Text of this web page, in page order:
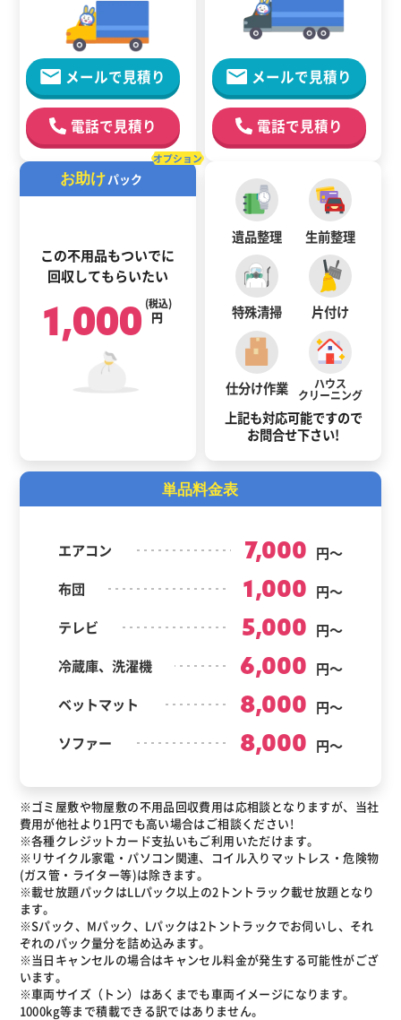
メールで見積り
電話で見積り
メールで見積り
電話で見積り
お助けパック
この不用品もついでに
回収してもらいたい
オプション
1,000 円
(税込)
遺品整理 生前整理
特殊清掃 片付け
仕分け作業 ハウス
クリーニング
上記も対応可能ですので
お問合せ下さい!
単品料金表
エアコン 7,000 円～
布団
1,000 円～
テレビ
5,000 円～
冷蔵庫、洗濯機
6,000 円～
ベットマット
8,000 円～
ソファー
8,000 円～
※ゴミ屋敷や物屋敷の不用品回収費用は応相談となりますが、当社
費用が他社より1円でも高い場合はご相談ください!
※各種クレジットカード支払いもご利用いただけます。
※リサイクル家電・パソコン関連、コイル入りマットレス・危険物
(ガス管・ライター等)は除きます。
※載せ放題パックはLLパック以上の2トントラック載せ放題となり
ます。
※Sパック、Mパック、Lパックは2トントラックでお伺いし、それ
ぞれのパック量分を詰め込みます。
※当日キャンセルの場合はキャンセル料金が発生する可能性がござ
います。
※車両サイズ（トン）はあくまでも車両イメージになります。
1000kg等まで積載できる訳ではありません。